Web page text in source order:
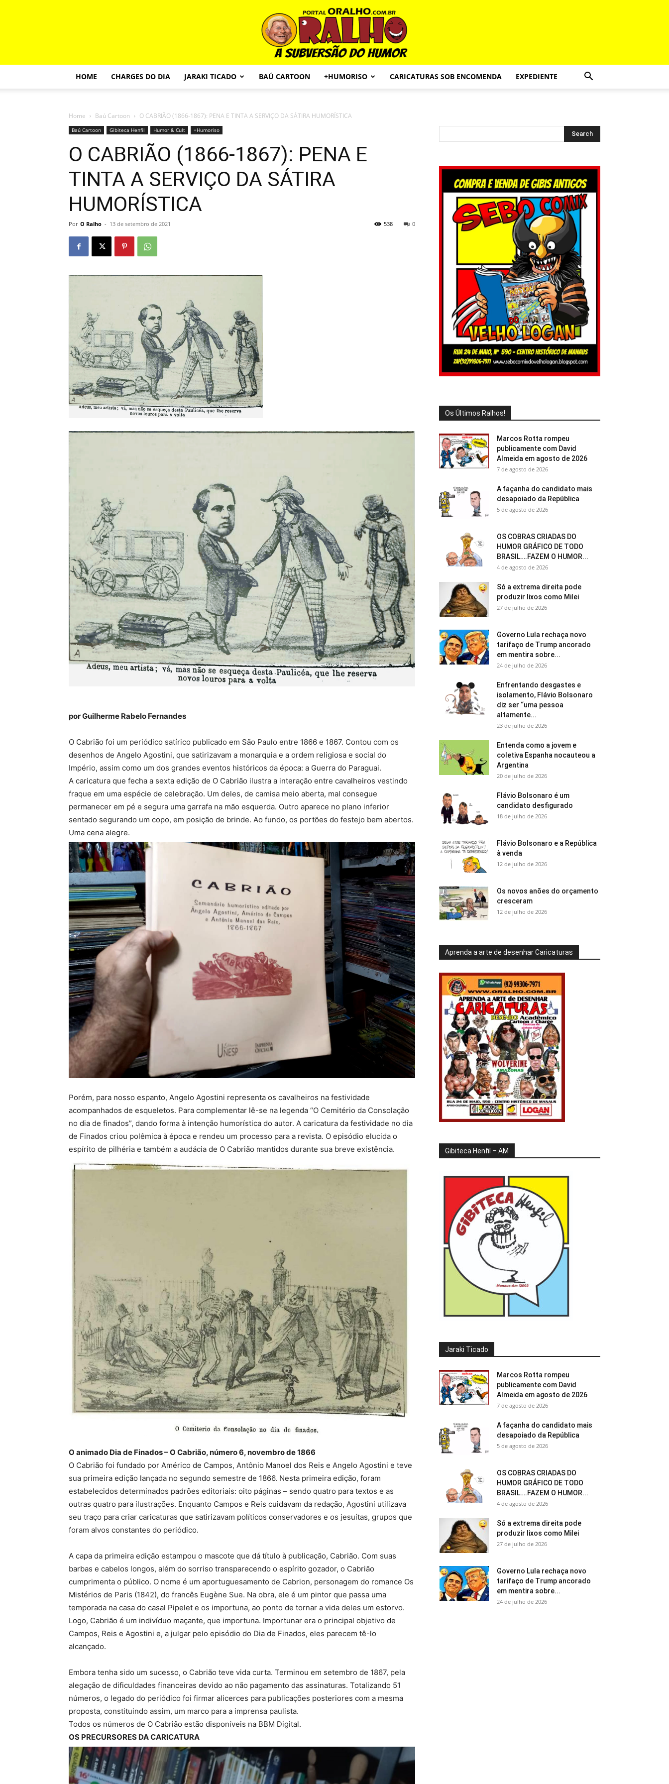
O
HOME CHARGES DO DIA JARAKI TICADO BAÚ CARTOON +HUMORISO CARICATURAS SOB ENCOMENDA EXPEDIENTE
Home Baú Cartoon O CABRIÃO (1866-1867): PENA E TINTA A SERVIÇO DA SÁTIRA HUMORÍSTICA
Baú Cartoon Gibiteca Henfil Humor & Cult +Humoriso
O CABRIÃO (1866-1867): PENA E
TINTA A SERVIÇO DA SÁTIRA
HUMORÍSTICA
Por O Ralho - 13 de setembro de 2021 0
538
por Guilherme Rabelo Fernandes
O Cabrião foi um periódico satírico publicado em São Paulo entre 1866 e 1867. Contou com os
desenhos de Angelo Agostini, que satirizavam a monarquia e a ordem religiosa e social do
Império, assim como um dos grandes eventos históricos da época: a Guerra do Paraguai.
A caricatura que fecha a sexta edição de O Cabrião ilustra a interação entre cavalheiros vestindo
fraque em uma espécie de celebração. Um deles, de camisa meio aberta, mal consegue
permanecer em pé e segura uma garrafa na mão esquerda. Outro aparece no plano inferior
sentado segurando um copo, em posição de brinde. Ao fundo, os portões do festejo bem abertos.
Uma cena alegre.
Porém, para nosso espanto, Angelo Agostini representa os cavalheiros na festividade
acompanhados de esqueletos. Para complementar lê-se na legenda “O Cemitério da Consolação
no dia de finados”, dando forma à intenção humorística do autor. A caricatura da festividade no dia
de Finados criou polêmica à época e rendeu um processo para a revista. O episódio elucida o
espírito de pilhéria e também a audácia de O Cabrião mantidos durante sua breve existência.
O animado Dia de Finados – O Cabrião, número 6, novembro de 1866
O Cabrião foi fundado por Américo de Campos, Antônio Manoel dos Reis e Angelo Agostini e teve
sua primeira edição lançada no segundo semestre de 1866. Nesta primeira edição, foram
estabelecidos determinados padrões editoriais: oito páginas – sendo quatro para textos e as
outras quatro para ilustrações. Enquanto Campos e Reis cuidavam da redação, Agostini utilizava
seu traço para criar caricaturas que satirizavam políticos conservadores e os jesuítas, grupos que
foram alvos constantes do periódico.
A capa da primeira edição estampou o mascote que dá título à publicação, Cabrião. Com suas
barbas e cabelos longos, além do sorriso transparecendo o espírito gozador, o Cabrião
cumprimenta o público. O nome é um aportuguesamento de Cabrion, personagem do romance Os
Mistérios de Paris (1842), do francês Eugène Sue. Na obra, ele é um pintor que passa uma
temporada na casa do casal Pipelet e os importuna, ao ponto de tornar a vida deles um estorvo.
Logo, Cabrião é um indivíduo maçante, que importuna. Importunar era o principal objetivo de
Campos, Reis e Agostini e, a julgar pelo episódio do Dia de Finados, eles parecem tê-lo
alcançado.
Embora tenha sido um sucesso, o Cabrião teve vida curta. Terminou em setembro de 1867, pela
alegação de dificuldades financeiras devido ao não pagamento das assinaturas. Totalizando 51
números, o legado do periódico foi firmar alicerces para publicações posteriores com a mesma
proposta, constituindo assim, um marco para a imprensa paulista.
Todos os números de O Cabrião estão disponíveis na BBM Digital.
OS PRECURSORES DA CARICATURA
Os Últimos Ralhos!
Marcos Rotta rompeu
publicamente com David
Almeida em agosto de 2026
7 de agosto de 2026
A façanha do candidato mais
desapoiado da República
5 de agosto de 2026
OS COBRAS CRIADAS DO
HUMOR GRÁFICO DE TODO
BRASIL….FAZEM O HUMOR...
4 de agosto de 2026
Só a extrema direita pode
produzir lixos como Milei
27 de julho de 2026
Governo Lula rechaça novo
tarifaço de Trump ancorado
em mentira sobre...
24 de julho de 2026
Enfrentando desgastes e
isolamento, Flávio Bolsonaro
diz ser “uma pessoa
altamente...
23 de julho de 2026
Entenda como a jovem e
coletiva Espanha nocauteou a
Argentina
20 de julho de 2026
Flávio Bolsonaro é um
candidato desfigurado
18 de julho de 2026
Flávio Bolsonaro e a República
à venda
12 de julho de 2026
Os novos anões do orçamento
cresceram
12 de julho de 2026
Aprenda a arte de desenhar Caricaturas
Gibiteca Henfil – AM
Jaraki Ticado
Marcos Rotta rompeu
publicamente com David
Almeida em agosto de 2026
7 de agosto de 2026
A façanha do candidato mais
desapoiado da República
5 de agosto de 2026
OS COBRAS CRIADAS DO
HUMOR GRÁFICO DE TODO
BRASIL….FAZEM O HUMOR...
4 de agosto de 2026
Só a extrema direita pode
produzir lixos como Milei
27 de julho de 2026
Governo Lula rechaça novo
tarifaço de Trump ancorado
em mentira sobre...
24 de julho de 2026